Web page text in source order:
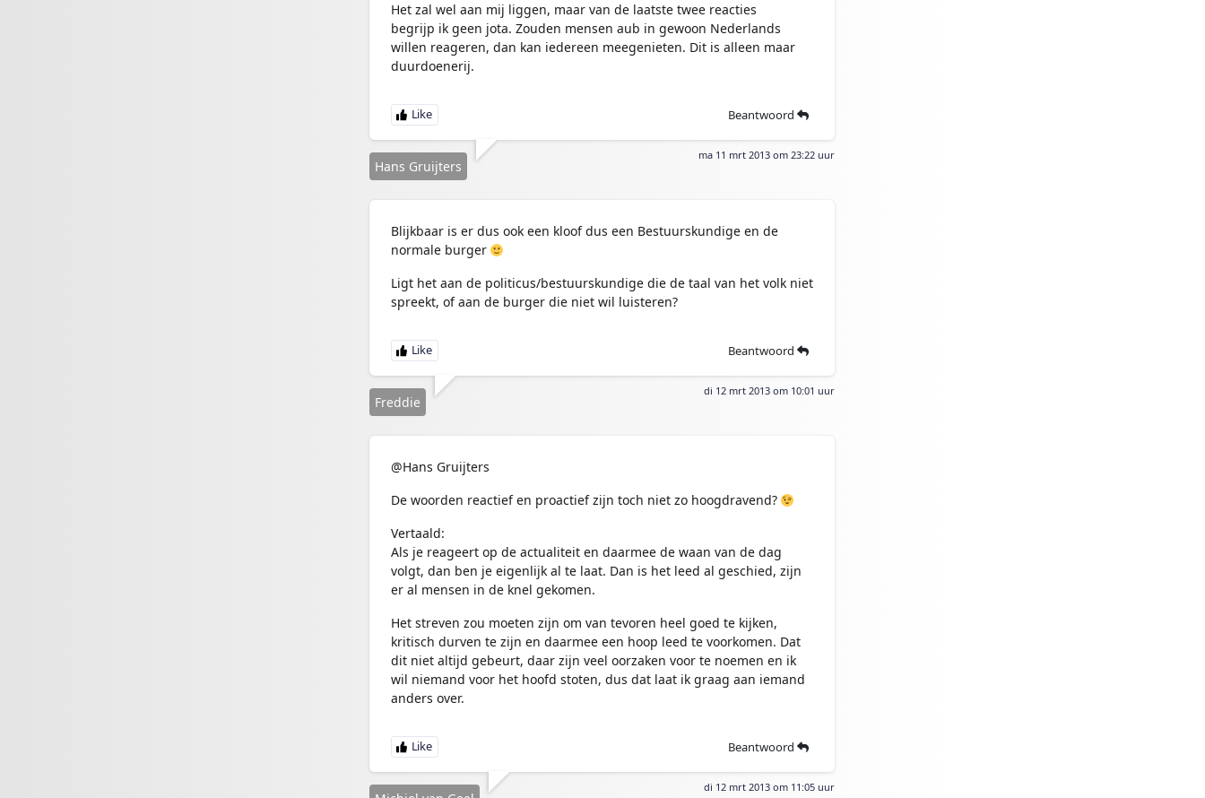
Het zal wel aan mij liggen, maar van de laatste twee reacties
begrijp ik geen jota. Zouden mensen aub in gewoon Nederlands
willen reageren, dan kan iedereen meegenieten. Dit is alleen maar
duurdoenerij.
Beantwoord
ma 11 mrt 2013 om 23:22 uur
Hans Gruijters
Blijkbaar is er dus ook een kloof dus een Bestuurskundige en de
normale burger
Ligt het aan de politicus/bestuurskundige die de taal van het volk niet
spreekt, of aan de burger die niet wil luisteren?
Beantwoord
di 12 mrt 2013 om 10:01 uur
Freddie
@Hans Gruijters
De woorden reactief en proactief zijn toch niet zo hoogdravend?
Vertaald:
Als je reageert op de actualiteit en daarmee de waan van de dag
volgt, dan ben je eigenlijk al te laat. Dan is het leed al geschied, zijn
er al mensen in de knel gekomen.
Het streven zou moeten zijn om van tevoren heel goed te kijken,
kritisch durven te zijn en daarmee een hoop leed te voorkomen. Dat
dit niet altijd gebeurt, daar zijn veel oorzaken voor te noemen en ik
wil niemand voor het hoofd stoten, dus dat laat ik graag aan iemand
anders over.
Beantwoord
di 12 mrt 2013 om 11:05 uur